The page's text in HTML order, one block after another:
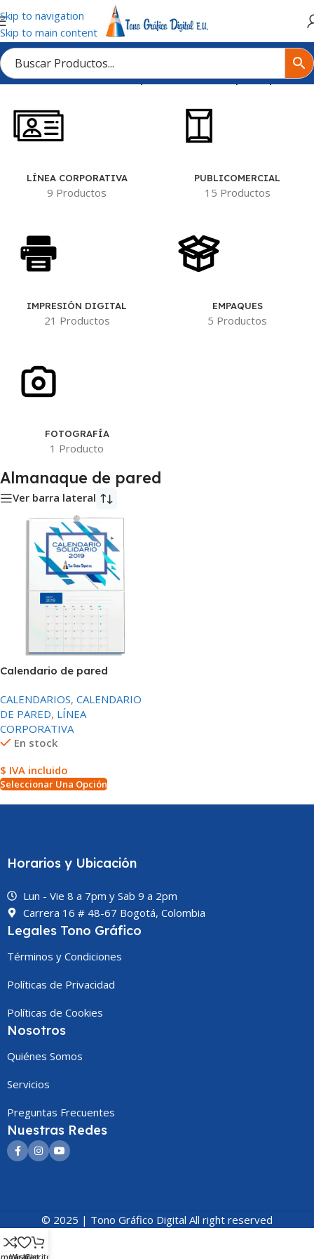
Skip to navigation
Skip to main content
Inicio/Tienda/Productos etiquetados “Almanaque de pared”
LÍNEA CORPORATIVA
9 Productos
PUBLICOMERCIAL
15 Productos
IMPRESIÓN DIGITAL
21 Productos
EMPAQUES
5 Productos
FOTOGRAFÍA
1 Producto
Almanaque de pared
Ver barra lateral
Calendario de pared
CALENDARIOS, CALENDARIO
DE PARED, LÍNEA
CORPORATIVA
En stock
$ IVA incluido
Seleccionar Una Opción
Horarios y Ubicación
Lun - Vie 8 a 7pm y Sab 9 a 2pm
Carrera 16 # 48-67 Bogotá, Colombia
Legales Tono Gráfico
Términos y Condiciones
Políticas de Privacidad
Políticas de Cookies
Nosotros
Quiénes Somos
Servicios
Preguntas Frecuentes
Nuestras Redes
© 2025 | Tono Gráfico Digital All right reserved
Wishlist
Carrito